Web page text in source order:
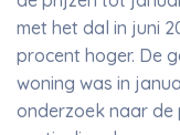
met het dal in juni
procent hoger. De
woning was in
onderzoek naar